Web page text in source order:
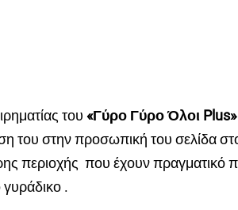
του «Γύρο Γύρο Όλοι Plus»
του στην προσωπική του σελίδα
περιοχής που έχουν πραγματικό
.